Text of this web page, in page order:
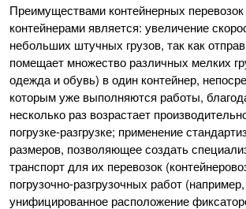
Преимуществами контейнерных
контейнерами является: увеличение
небольших штучных грузов, так как
помещает множество различных мелких
одежда и обувь) в один контейнер,
которым уже выполняются работы,
несколько раз возрастает
погрузке-разгрузке; применение
размеров, позволяющее создать
транспорт для их перевозок
погрузочно-разгрузочных работ
унифицированное расположение